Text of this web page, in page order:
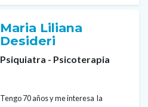
Maria Liliana
Desideri
Psiquiatra - Psicoterapia
Tengo 70 años y me interesa la